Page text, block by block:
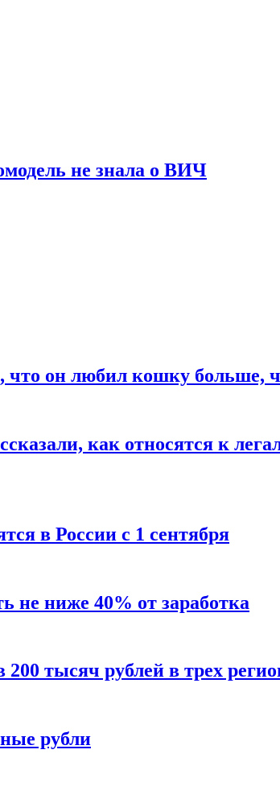
не знала о ВИЧ
что он любил кошку больше,
как относятся к
в России с 1 сентября
не ниже 40% от заработка
тысяч рублей в трех
рубли